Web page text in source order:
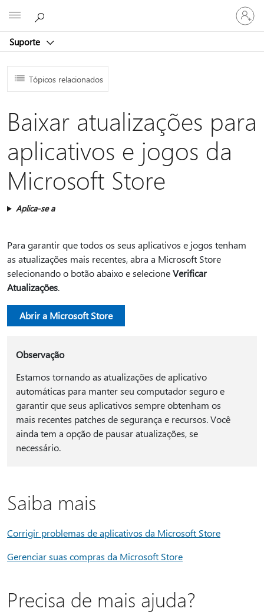
Suporte
Entre
em
sua
Tópicos relacionados
Baixar atualizações para
aplicativos e jogos da
Microsoft Store
Aplica-se a
Para garantir que todos os seus aplicativos e jogos tenham
as atualizações mais recentes, abra a Microsoft Store
selecionando o botão abaixo e selecioneVerificar
Atualizações.
Abrir a Microsoft Store
Observação
Estamos tornando as atualizações de aplicativo
automáticas para manter seu computador seguro e
garantir que seus aplicativos sempre obtenham os
mais recentes patches de segurança e recursos. Você
ainda tem a opção de pausar atualizações, se
necessário.
Saiba mais
Corrigir problemas de aplicativos da Microsoft Store
Gerenciar suas compras da Microsoft Store
Precisa de mais ajuda?